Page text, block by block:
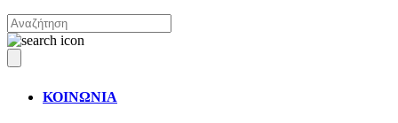
ΚΟΙΝΩΝΙΑ